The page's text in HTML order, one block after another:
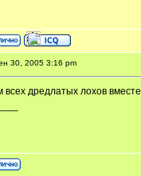
30, 2005 3:16 pm
всех дредлатых лохов